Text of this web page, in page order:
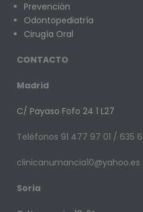
Prevención
Odontopediatría
Cirugía Oral
CONTACTO
Madrid
C/ Payaso Fofo 24 1 L27
Teléfonos 91 477 97 01 / 635
clinicanumancia10@yahoo.es
Soria